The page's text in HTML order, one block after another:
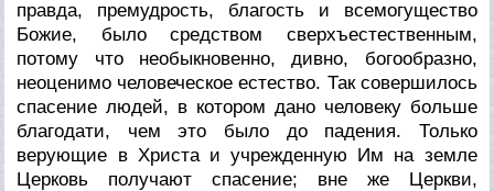
правда, премудрость, благость и всемогущество
Божие, было средством сверхъестественным,
потому что необыкновенно, дивно, богообразно,
неоценимо человеческое естество. Так совершилось
спасение людей, в котором дано человеку больше
благодати, чем это было до падения. Только
верующие в Христа и учрежденную Им на земле
Церковь получают спасение; вне же Церкви,